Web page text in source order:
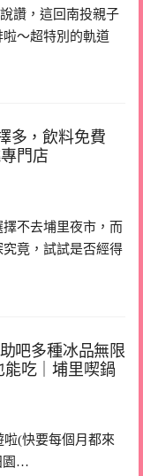
讚，這回南投親子
～超特別的軌道
多，飲料免費
門店
不去埔里夜市，而
竟，試試是否經得
吧多種冰品無限
吃｜埔里喫鍋
(快要每個月都來
園…